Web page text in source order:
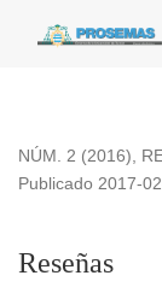
NÚM. 2 (2016),
Reseñas
Publicado 2017-